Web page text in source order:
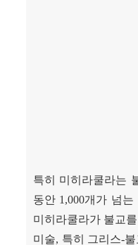
특히 미히라쿨라는
동안 1,000개가 넘는
미히라쿨라가 불교
미술, 특히 그리스-